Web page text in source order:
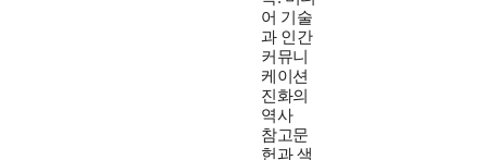
어 기술
과 인간
커뮤니
케이션
진화의
역사
참고문
헌과 색